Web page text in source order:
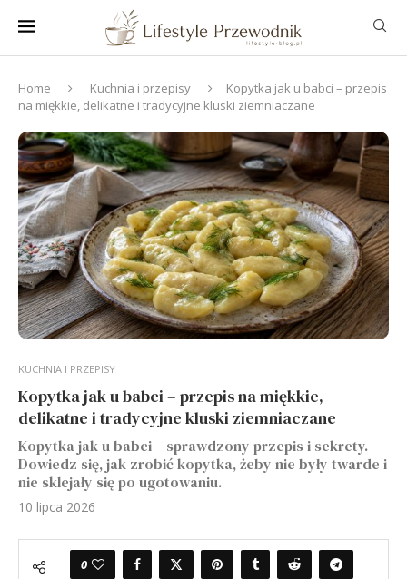
Home Kuchnia i przepisy
Kopytka jak u babci – przepis
na miękkie, delikatne i tradycyjne kluski ziemniaczane
KUCHNIA I PRZEPISY
Kopytka jak u babci – przepis na miękkie,
delikatne i tradycyjne kluski ziemniaczane
Kopytka jak u babci – sprawdzony przepis i sekrety.
Dowiedz się, jak zrobić kopytka, żeby nie były twarde i
nie sklejały się po ugotowaniu.
10 lipca 2026
0